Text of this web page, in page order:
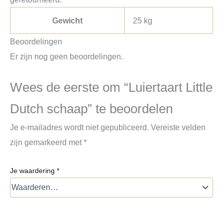
Gewicht 25 kg
Beoordelingen
Er zijn nog geen beoordelingen.
Wees de eerste om “Luiertaart Little
Dutch schaap” te beoordelen
Je e-mailadres wordt niet gepubliceerd. Vereiste velden
zijn gemarkeerd met*
Je waardering *